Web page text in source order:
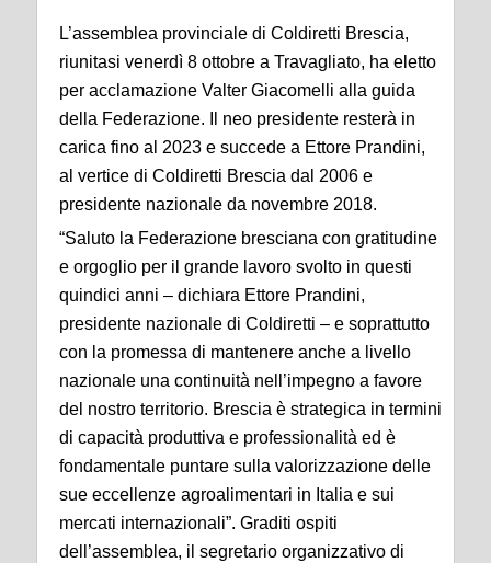
L’assemblea provinciale di Coldiretti Brescia,
riunitasi venerdì 8 ottobre a Travagliato, ha eletto
per acclamazione Valter Giacomelli alla guida
della Federazione. Il neo presidente resterà in
carica fino al 2023 e succede a Ettore Prandini,
al vertice di Coldiretti Brescia dal 2006 e
presidente nazionale da novembre 2018.
“Saluto la Federazione bresciana con gratitudine
e orgoglio per il grande lavoro svolto in questi
quindici anni – dichiara Ettore Prandini,
presidente nazionale di Coldiretti – e soprattutto
con la promessa di mantenere anche a livello
nazionale una continuità nell’impegno a favore
del nostro territorio. Brescia è strategica in termini
di capacità produttiva e professionalità ed è
fondamentale puntare sulla valorizzazione delle
sue eccellenze agroalimentari in Italia e sui
mercati internazionali”. Graditi ospiti
dell’assemblea, il segretario organizzativo di